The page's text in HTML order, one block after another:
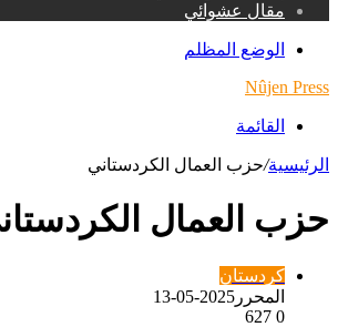
مقال عشوائي
الوضع المظلم
Nûjen Press
القائمة
الرئيسية/حزب العمال الكردستاني
حزب العمال
كردستان
المحرر 2025-05-13
0